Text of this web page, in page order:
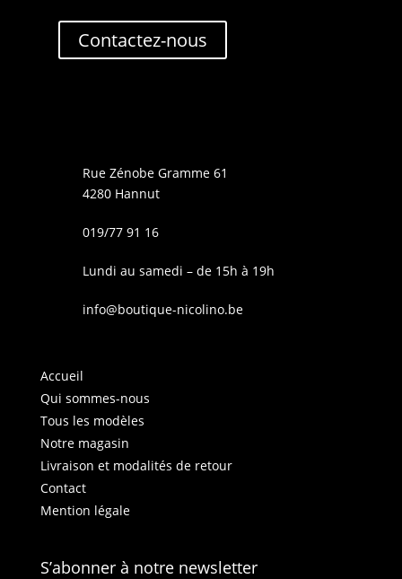
Contactez-nous
Rue Zénobe Gramme 61
4280 Hannut
019/77 91 16
Lundi au samedi – de 15h à 19h
info@boutique-nicolino.be
Accueil
Qui sommes-nous
Tous les modèles
Notre magasin
Livraison et modalités de retour
Contact
Mention légale
S’abonner à notre newsletter